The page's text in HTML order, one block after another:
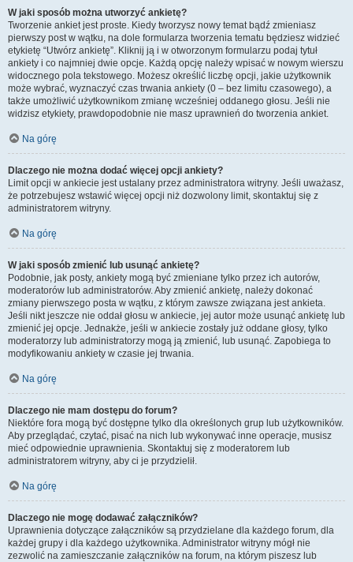
W jaki sposób można utworzyć ankietę?
Tworzenie ankiet jest proste. Kiedy tworzysz nowy temat bądź zmieniasz
pierwszy post w wątku, na dole formularza tworzenia tematu będziesz widzieć
etykietę “Utwórz ankietę”. Kliknij ją i w otworzonym formularzu podaj tytuł
ankiety i co najmniej dwie opcje. Każdą opcję należy wpisać w nowym wierszu
widocznego pola tekstowego. Możesz określić liczbę opcji, jakie użytkownik
może wybrać, wyznaczyć czas trwania ankiety (0 – bez limitu czasowego), a
także umożliwić użytkownikom zmianę wcześniej oddanego głosu. Jeśli nie
widzisz etykiety, prawdopodobnie nie masz uprawnień do tworzenia ankiet.
Na górę
Dlaczego nie można dodać więcej opcji ankiety?
Limit opcji w ankiecie jest ustalany przez administratora witryny. Jeśli uważasz,
że potrzebujesz wstawić więcej opcji niż dozwolony limit, skontaktuj się z
administratorem witryny.
Na górę
W jaki sposób zmienić lub usunąć ankietę?
Podobnie, jak posty, ankiety mogą być zmieniane tylko przez ich autorów,
moderatorów lub administratorów. Aby zmienić ankietę, należy dokonać
zmiany pierwszego posta w wątku, z którym zawsze związana jest ankieta.
Jeśli nikt jeszcze nie oddał głosu w ankiecie, jej autor może usunąć ankietę lub
zmienić jej opcje. Jednakże, jeśli w ankiecie zostały już oddane głosy, tylko
moderatorzy lub administratorzy mogą ją zmienić, lub usunąć. Zapobiega to
modyfikowaniu ankiety w czasie jej trwania.
Na górę
Dlaczego nie mam dostępu do forum?
Niektóre fora mogą być dostępne tylko dla określonych grup lub użytkowników.
Aby przeglądać, czytać, pisać na nich lub wykonywać inne operacje, musisz
mieć odpowiednie uprawnienia. Skontaktuj się z moderatorem lub
administratorem witryny, aby ci je przydzielił.
Na górę
Dlaczego nie mogę dodawać załączników?
Uprawnienia dotyczące załączników są przydzielane dla każdego forum, dla
każdej grupy i dla każdego użytkownika. Administrator witryny mógł nie
zezwolić na zamieszczanie załączników na forum, na którym piszesz lub